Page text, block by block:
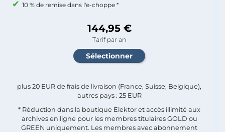
10 % de remise dans l'e-choppe *
144,95 €
Tarif par an
plus 20 EUR de frais de livraison (France, Suisse, Belgique),
autres pays : 25 EUR
* Réduction dans la boutique Elektor et accès illimité aux
archives en ligne pour les membres titulaires GOLD ou
GREEN uniquement. Les membres avec abonnement